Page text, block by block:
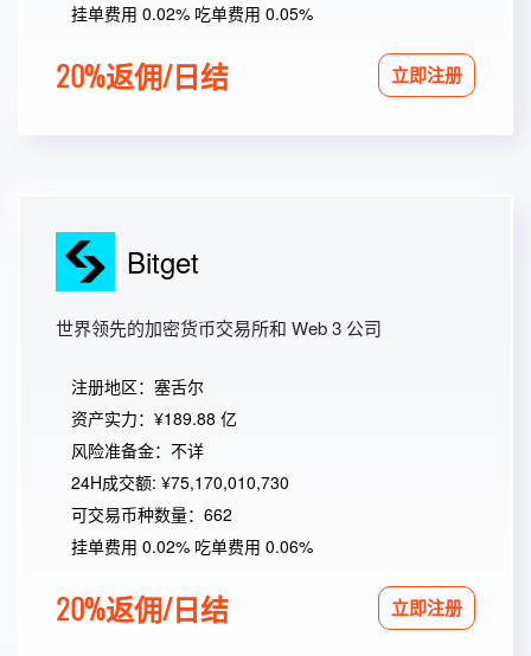
挂单费用 0.02% 吃单费用 0.05%
20%返佣/日结 立即注册
Bitget
世界领先的加密货币交易所和 Web 3 公司
注册地区：塞舌尔
资产实力：¥189.88 亿
风险准备金：不详
24H成交额: ¥75,170,010,730
可交易币种数量：662
挂单费用 0.02% 吃单费用 0.06%
20%返佣/日结 立即注册